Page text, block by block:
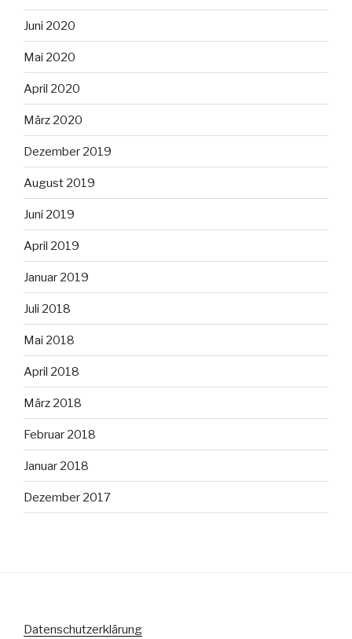
Juni 2020
Mai 2020
April 2020
März 2020
Dezember 2019
August 2019
Juni 2019
April 2019
Januar 2019
Juli 2018
Mai 2018
April 2018
März 2018
Februar 2018
Januar 2018
Dezember 2017
Datenschutzerklärung